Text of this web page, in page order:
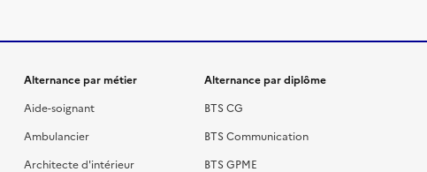
Alternance par métier
Aide-soignant
Ambulancier
Architecte d'intérieur
Alternance par diplôme
BTS CG
BTS Communication
BTS GPME